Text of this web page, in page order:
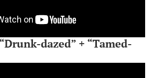
dazed” + “Tamed-